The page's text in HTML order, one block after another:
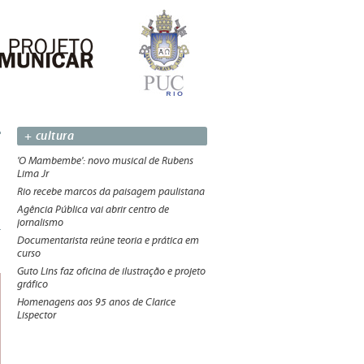
+ cultura
'O Mambembe': novo musical de Rubens
Lima Jr
Rio recebe marcos da paisagem paulistana
Agência Pública vai abrir centro de
jornalismo
Documentarista reúne teoria e prática em
curso
Guto Lins faz oficina de ilustração e projeto
gráfico
Homenagens aos 95 anos de Clarice
Lispector